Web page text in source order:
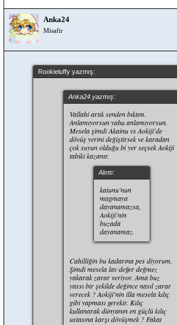
Anka24
Misafir
Rookieluffy yazmış:
Anka24 yazmış:
Vallahi artık senden bıktım.
Anlamıyorsun yahu anlamıyorsun.
Mesela şimdi Akainu vs Aokiji'de
dövüş yerini değiştirsek ve karadan
çok suyun olduğu bi yer seçsek Aokiji
tabiki kazanır.
Alıntı:
kaiunu'nun
magmaya
dayanamazsa,
Aokiji'nin
buzada
dayanamaz.
Cahilliğin bu kadarına pes diyorum.
Şimdi mesela lav değer değmez
yakarak zarar veriyor. Ama buz
yassı bir şekilde değince nasıl zarar
verecek ? Aokiji'nin illa mesela kılıç
gibi yapması gerekir. Kılıç
kullanarak dünyanın en güçlü kılıç
ustasına karşı dövüşmek ? Fakat